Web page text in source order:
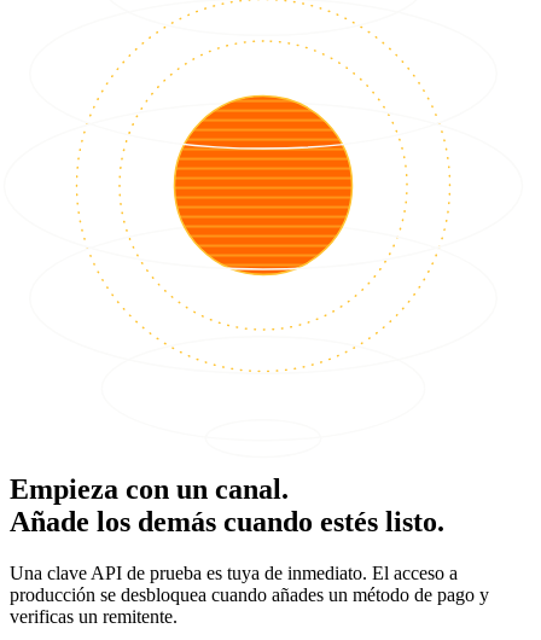
Empieza con un canal.
Añade los demás cuando estés listo.
Una clave API de prueba es tuya de inmediato. El acceso a
producción se desbloquea cuando añades un método de pago y
verificas un remitente.